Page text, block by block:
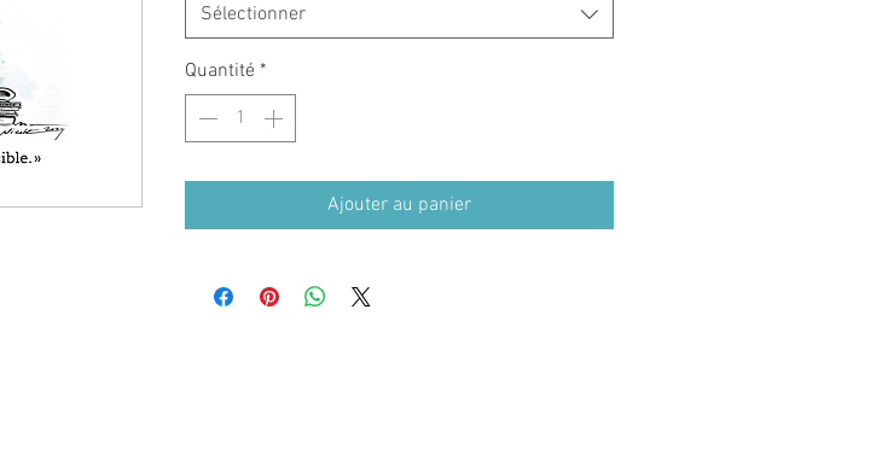
Sélectionner
Quantité *
Ajouter au panier